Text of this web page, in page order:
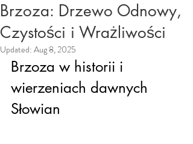
Brzoza: Drzewo Odnowy,
Czystości i Wrażliwości
Updated: Aug 8, 2025
Brzoza w historii i
wierzeniach dawnych
Słowian